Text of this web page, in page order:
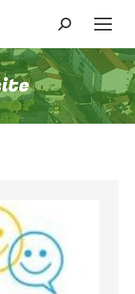
Recherche
: